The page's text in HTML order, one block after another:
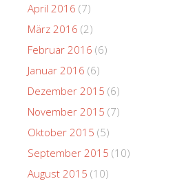
April 2016 (7)
März 2016 (2)
Februar 2016 (6)
Januar 2016 (6)
Dezember 2015 (6)
November 2015 (7)
Oktober 2015 (5)
September 2015 (10)
August 2015 (10)